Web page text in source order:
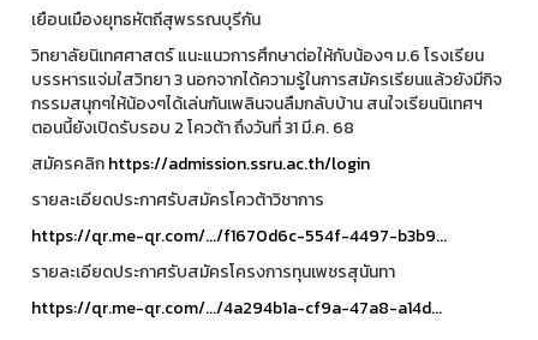
เยือนเมืองยุทธหัตถีสุพรรณบุรีกัน
วิทยาลัยนิเทศศาสตร์ แนะแนวการศึกษาต่อให้กับน้องๆ ม.6 โรงเรียน
บรรหารแจ่มใสวิทยา 3 นอกจากได้ความรู้ในการสมัครเรียนแล้วยังมีกิจ
กรรมสนุกๆให้น้องๆได้เล่นกันเพลินจนลืมกลับบ้าน สนใจเรียนนิเทศฯ
ตอนนี้ยังเปิดรับรอบ 2 โควต้า ถึงวันที่ 31 มี.ค. 68
สมัครคลิกhttps://admission.ssru.ac.th/login
รายละเอียดประกาศรับสมัครโควต้าวิชาการ
https://qr.me-qr.com/.../f1670d6c-554f-4497-b3b9...
รายละเอียดประกาศรับสมัครโครงการทุนเพชรสุนันทา
https://qr.me-qr.com/.../4a294b1a-cf9a-47a8-a14d...